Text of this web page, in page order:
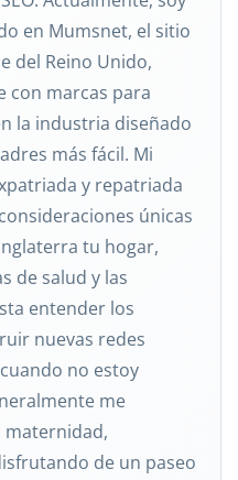
en Mumsnet, el sitio
del Reino Unido,
con marcas para
la industria diseñado
más fácil. Mi
y repatriada
únicas
tu hogar,
de salud y las
entender los
nuevas redes
no estoy
me
maternidad,
de un paseo